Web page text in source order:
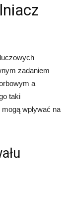
zadaniem
a
taki
wpływać na